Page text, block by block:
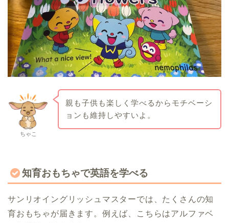
ちゃこ
親も子供も楽しく学べるからモチベーシ
ョンも維持しやすいよ。
知育おもちゃで英語を学べる
サンリオイングリッシュマスターでは、たくさんの知
育おもちゃが届きます。例えば、こちらはアルファベ